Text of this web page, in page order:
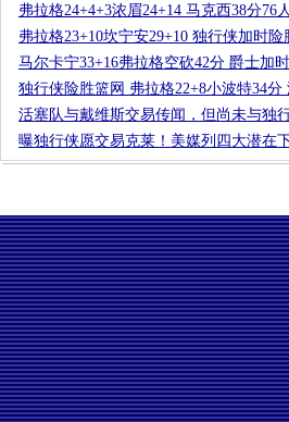
弗拉格24+4+3浓眉24+14 马克西38分76
弗拉格23+10坎宁安29+10 独行侠加时险
马尔卡宁33+16弗拉格空砍42分 爵士加
独行侠险胜篮网 弗拉格22+8小波特34分
活塞队与戴维斯交易传闻，但尚未与独
曝独行侠愿交易克莱！美媒列四大潜在